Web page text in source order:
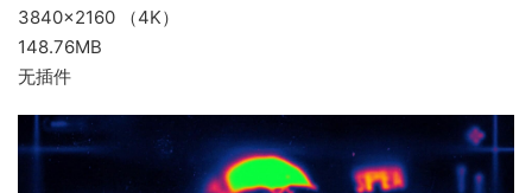
3840×2160 （4K）
148.76MB
无插件